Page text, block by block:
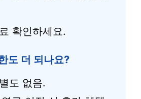
확인하세요.
도 더 되나요?
도 없음.